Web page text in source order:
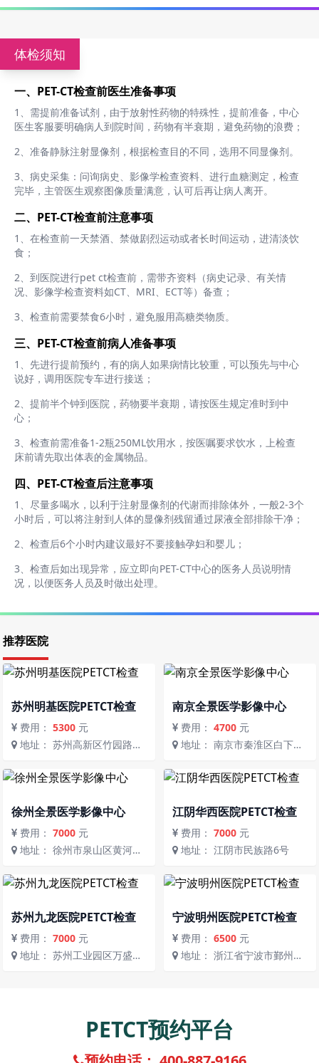
体检须知
一、PET-CT检查前医生准备事项
1、需提前准备试剂，由于放射性药物的特殊性，提前准备，中心
医生客服要明确病人到院时间，药物有半衰期，避免药物的浪费；
2、准备静脉注射显像剂，根据检查目的不同，选用不同显像剂。
3、病史采集：问询病史、影像学检查资料、进行血糖测定，检查
完毕，主管医生观察图像质量满意，认可后再让病人离开。
二、PET-CT检查前注意事项
1、在检查前一天禁酒、禁做剧烈运动或者长时间运动，进清淡饮
食；
2、到医院进行pet ct检查前，需带齐资料（病史记录、有关情
况、影像学检查资料如CT、MRI、ECT等）备查；
3、检查前需要禁食6小时，避免服用高糖类物质。
三、PET-CT检查前病人准备事项
1、先进行提前预约，有的病人如果病情比较重，可以预先与中心
说好，调用医院专车进行接送；
2、提前半个钟到医院，药物要半衰期，请按医生规定准时到中
心；
3、检查前需准备1-2瓶250ML饮用水，按医嘱要求饮水，上检查
床前请先取出体表的金属物品。
四、PET-CT检查后注意事项
1、尽量多喝水，以利于注射显像剂的代谢而排除体外，一般2-3个
小时后，可以将注射到人体的显像剂残留通过尿液全部排除干净；
2、检查后6个小时内建议最好不要接触孕妇和婴儿；
3、检查后如出现异常，应立即向PET-CT中心的医务人员说明情
况，以便医务人员及时做出处理。
推荐医院
苏州明基医院PETCT检查
费用： 5300 元
南京全景医学影像中心
费用： 4700 元
徐州全景医学影像中心
费用： 7000 元
区）1号楼1-101
江阴华西医院PETCT检查
费用： 7000 元
地址： 江阴市民族路6号
苏州九龙医院PETCT检查
费用： 7000 元
宁波明州医院PETCT检查
费用： 6500 元
PETCT预约平台